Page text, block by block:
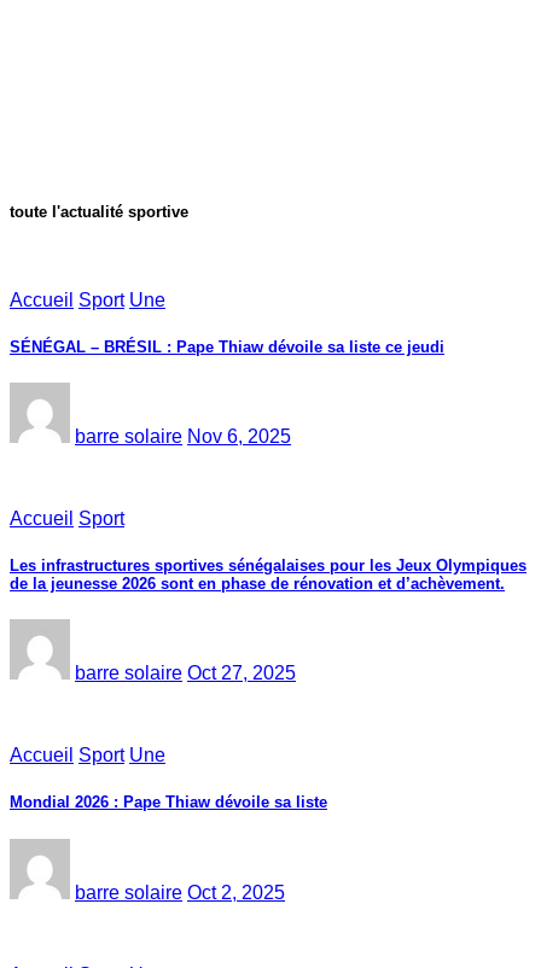
toute l'actualité sportive
Accueil Sport Une
SÉNÉGAL – BRÉSIL : Pape Thiaw dévoile sa liste ce jeudi
barre solaire Nov 6, 2025
Accueil Sport
Les infrastructures sportives sénégalaises pour les Jeux Olympiques
de la jeunesse 2026 sont en phase de rénovation et d’achèvement.
barre solaire Oct 27, 2025
Accueil Sport Une
Mondial 2026 : Pape Thiaw dévoile sa liste
barre solaire Oct 2, 2025